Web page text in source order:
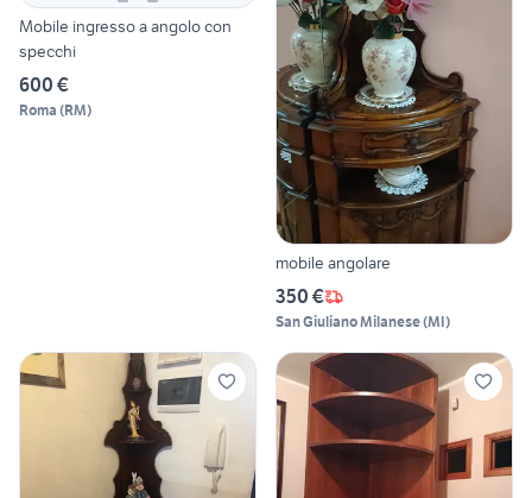
Mobile ingresso a angolo con
specchi
600 €
Roma (RM)
mobile angolare
350 €
San Giuliano Milanese(MI)